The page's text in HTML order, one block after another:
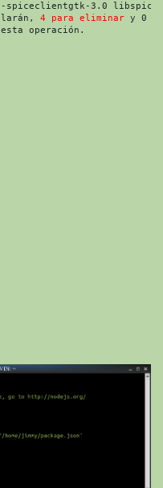
3.0
4 para eliminar y 0
operación.